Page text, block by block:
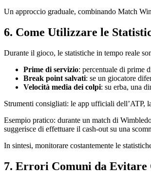
Un approccio graduale, combinando Match
6. Come Utilizzare le
Durante il gioco, le statistiche in tempo reale
Prime di servizio: percentuale di prime
Break point salvati: se un giocatore
Velocità media dei colpi: su erba, una
Strumenti consigliati: le app ufficiali dell’ATP,
Esempio pratico: durante un match di
suggerisce di effettuare il cash‑out su una
In sintesi, monitorare costantemente le
7. Errori Comuni da Evitare